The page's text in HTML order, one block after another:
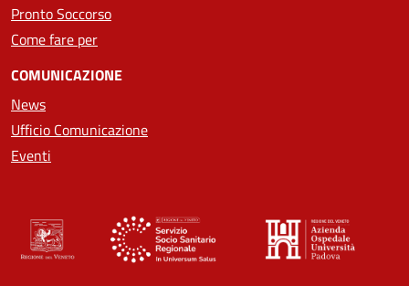
Pronto Soccorso
Come fare per
COMUNICAZIONE
News
Ufficio Comunicazione
Eventi